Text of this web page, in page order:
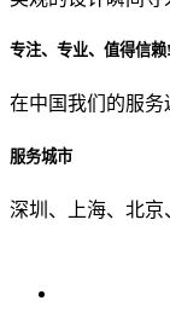
从哪里了解到我们
专注、专业、值得信赖!
在中国我们的服务
服务城市
深圳、上海、北